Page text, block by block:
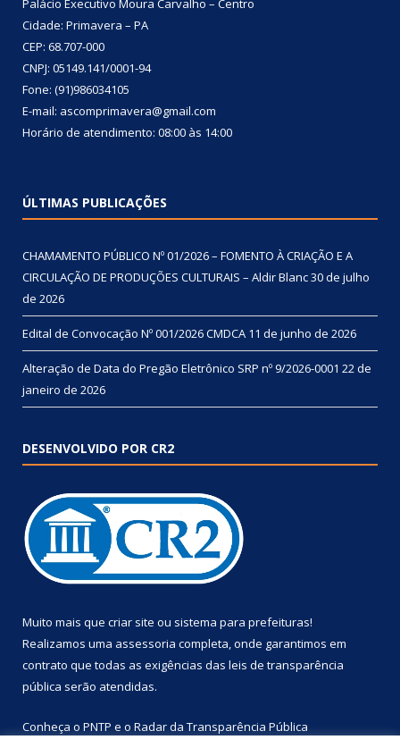
Cidade: Primavera – PA
CEP: 68.707-000
CNPJ: 05149.141/0001-94
Fone: (91)986034105
E-mail: ascomprimavera@gmail.com
Horário de atendimento: 08:00 às 14:00
ÚLTIMAS PUBLICAÇÕES
CHAMAMENTO PÚBLICO Nº 01/2026 – FOMENTO À CRIAÇÃO E A
CIRCULAÇÃO DE PRODUÇÕES CULTURAIS – Aldir Blanc30 de julho
de 2026
Edital de Convocação Nº 001/2026 CMDCA 11 de junho de 2026
Alteração de Data do Pregão Eletrônico SRP nº 9/2026-0001 22 de
janeiro de 2026
DESENVOLVIDO POR CR2
Muito mais que criar site ou sistema para prefeituras!
Realizamos uma assessoria completa, onde garantimos em
contrato que todas as exigências das leis de transparência
pública serão atendidas.
Conheça o PNTP e o Radar da Transparência Pública